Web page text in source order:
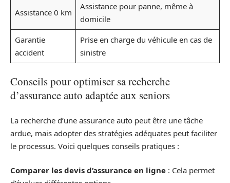
Assistance 0 km
Assistance pour panne, même à
domicile
Garantie
accident
Prise en charge du véhicule en cas de
sinistre
Conseils pour optimiser sa recherche
d’assurance auto adaptée aux seniors
La recherche d’une assurance auto peut être une tâche
ardue, mais adopter des stratégies adéquates peut faciliter
le processus. Voici quelques conseils pratiques :
Comparer les devis d’assurance en ligne : Cela permet